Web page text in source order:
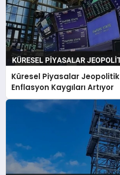
Küresel Piyasalar
Enflasyon Kaygıları Artıyor